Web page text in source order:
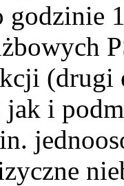
godzinie
(drugi
i